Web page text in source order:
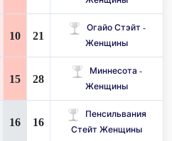
10 21
Огайо Стэйт -
Женщины
15 28
Миннесота -
Женщины
16 16
Пенсильвания
Стейт Женщины